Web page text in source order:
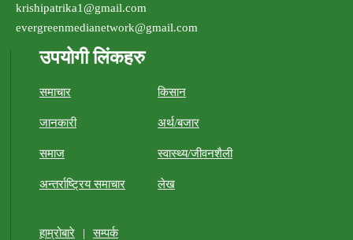
krishipatrika1@gmail.com
evergreenmedianetwork@gmail.com
उपयोगी लिंकहरु
समाचार किसान
जानकारी अर्थ/बजार
समाज स्वास्थ्य/जीवनशैली
अन्तर्राष्ट्रिय समाचार लेख
हाम्रोबारे | सम्पर्क